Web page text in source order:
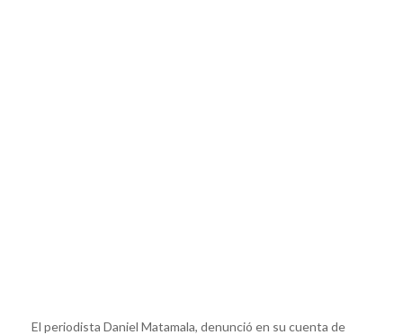
El periodista Daniel Matamala, denunció en su cuenta de